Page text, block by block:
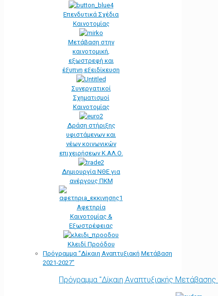
Επενδυτικά Σχέδια
Καινοτομίας
Μετάβαση στην
καινοτομική,
εξωστρεφή και
έξυπνη εξειδίκευση
Συνεργατικοί
Σχηματισμοί
Καινοτομίας
Δράση στήριξης
υφιστάμενων και
νέων κοινωνικών
επιχειρήσεων Κ.ΑΛ.Ο.
Δημιουργία ΝΘΕ για
ανέργους ΠΚΜ
Αφετηρία
Kαινοτομίας &
Εξωστρέφειας
Κλειδί Προόδου
Πρόγραμμα “Δίκαιη Αναπτυξιακή Μετάβαση
2021-2027”
Πρόγραμμα "Δίκαιη Αναπτυξιακής